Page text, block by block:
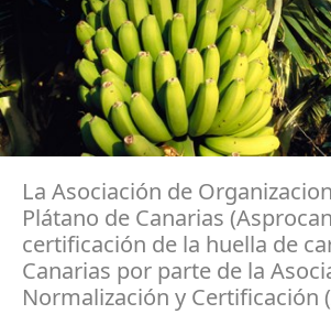
La Asociación de
Plátano de Canarias
certificación de la huella de
Canarias por parte de la
Normalización y Certificación